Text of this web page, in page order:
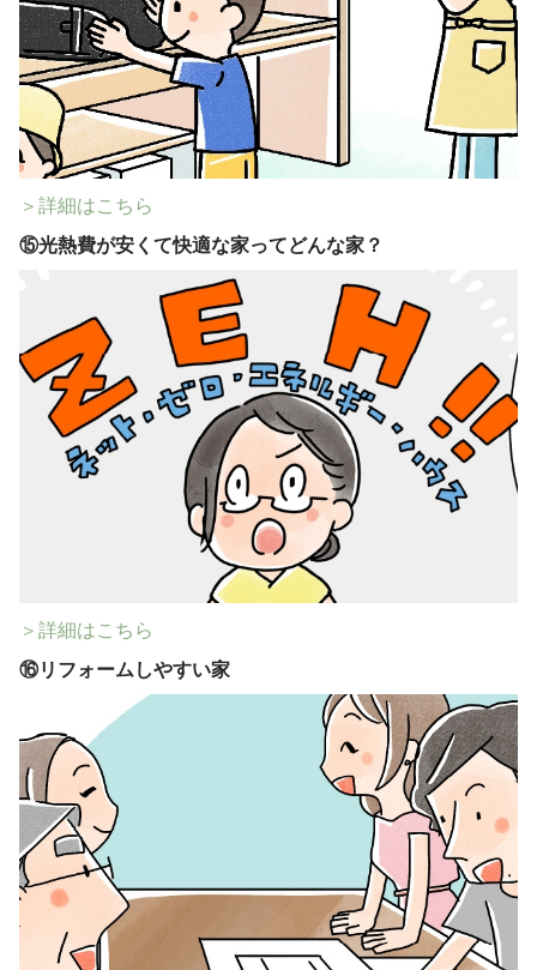
＞詳細はこちら
⑮光熱費が安くて快適な家ってどんな家？
＞詳細はこちら
⑯リフォームしやすい家